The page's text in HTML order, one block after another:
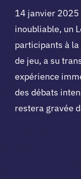
14 janvier 2025
inoubliable, un
participants à
de jeu, a su
expérience
des débats
restera gravée